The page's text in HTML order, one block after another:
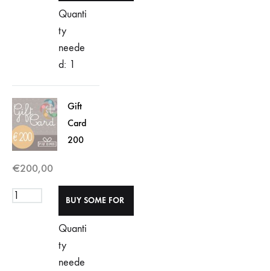
Quanti
ty
neede
d: 1
Gift
Card
200
€200,00
Quanti
ty
neede